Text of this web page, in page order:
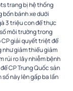
trang bị hệ thống
bánh xe dưới
3 triệu con để thực
môi trường trong
CP giải quyết triệt để
như giảm thiểu giảm
rủi ro lây nhiễm bệnh
CP Trung Quốc sản
này lên gấp ba lần